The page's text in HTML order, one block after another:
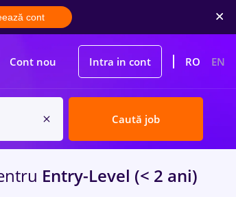
cont
Cont nou Intra in cont RO EN
Caută job
Entry-Level (< 2 ani)